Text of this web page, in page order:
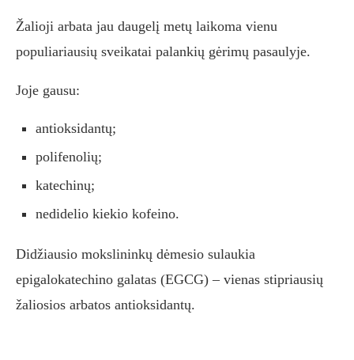
Žalioji arbata jau daugelį metų laikoma vienu
populiariausių sveikatai palankių gėrimų pasaulyje.
Joje gausu:
antioksidantų;
polifenolių;
katechinų;
nedidelio kiekio kofeino.
Didžiausio mokslininkų dėmesio sulaukia
epigalokatechino galatas (EGCG) – vienas stipriausių
žaliosios arbatos antioksidantų.